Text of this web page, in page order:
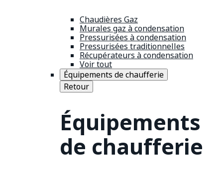
Chaudières Gaz
Murales gaz à condensation
Pressurisées à condensation
Pressurisées traditionnelles
Récupérateurs à condensation
Voir tout
Équipements de chaufferie
Retour
Équipements
de chaufferie